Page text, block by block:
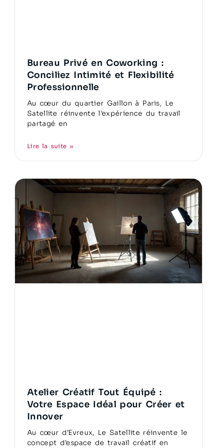
Bureau Privé en Coworking :
Conciliez Intimité et Flexibilité
Professionnelle
Au cœur du quartier Gaillon à Paris, Le
Satellite réinvente l’expérience du travail
partagé en
Lire la suite »
Atelier Créatif Tout Équipé :
Votre Espace Idéal pour Créer et
Innover
Au cœur d’Evreux, Le Satellite réinvente le
concept d’espace de travail créatif en